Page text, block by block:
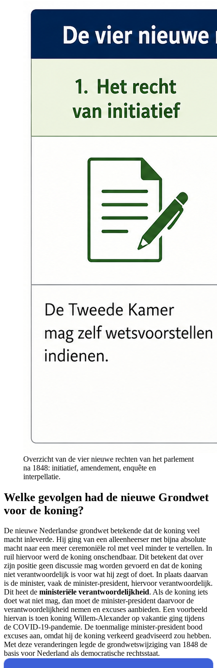
Overzicht van de vier nieuwe rechten van het parlement
na 1848: initiatief, amendement, enquête en
interpellatie.
Welke gevolgen had de nieuwe Grondwet
voor de koning?
De nieuwe Nederlandse grondwet betekende dat de koning veel
macht inleverde. Hij ging van een alleenheerser met bijna absolute
macht naar een meer ceremoniële rol met veel minder te vertellen. In
ruil hiervoor werd de koning onschendbaar. Dit betekent dat over
zijn positie geen discussie mag worden gevoerd en dat de koning
niet verantwoordelijk is voor wat hij zegt of doet. In plaats daarvan
is de minister, vaak de minister-president, hiervoor verantwoordelijk.
Dit heet de ministeriële verantwoordelijkheid. Als de koning iets
doet wat niet mag, dan moet de minister-president daarvoor de
verantwoordelijkheid nemen en excuses aanbieden. Een voorbeeld
hiervan is toen koning Willem-Alexander op vakantie ging tijdens
de COVID-19-pandemie. De toenmalige minister-president bood
excuses aan, omdat hij de koning verkeerd geadviseerd zou hebben.
Met deze veranderingen legde de grondwetswijziging van 1848 de
basis voor Nederland als democratische rechtsstaat.